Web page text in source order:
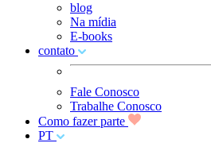
blog
Na mídia
E-books
contato
Fale Conosco
Trabalhe Conosco
Como fazer parte
PT